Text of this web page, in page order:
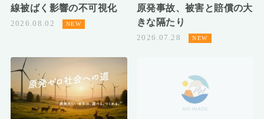
線被ばく影響の不可視化
2026.08.02
原発事故、被害と賠償の大
きな隔たり
2026.07.28